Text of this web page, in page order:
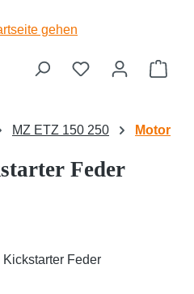
MZ ETZ 150 250 Motor
Feder